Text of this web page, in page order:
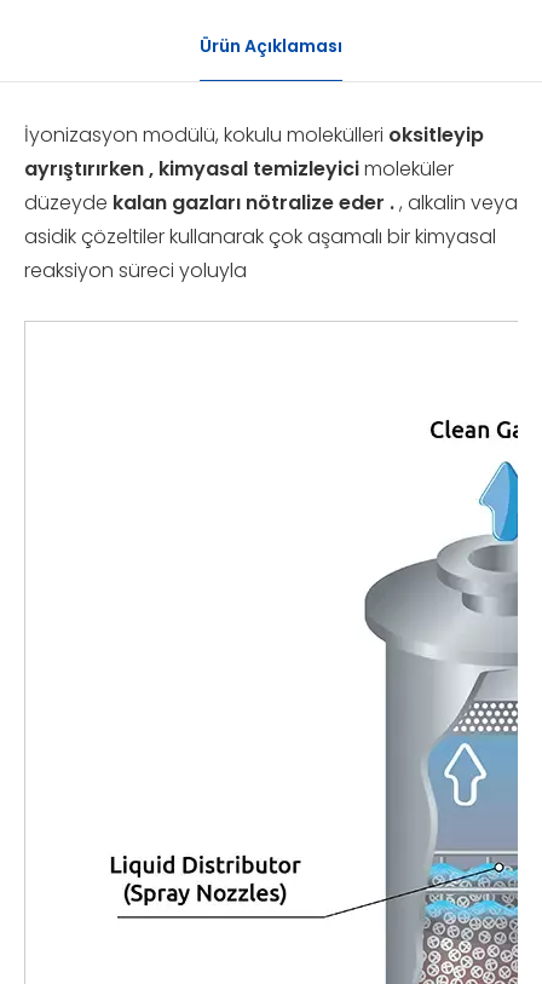
Ürün Açıklaması
İyonizasyon modülü, kokulu molekülleri oksitleyip
ayrıştırırken , kimyasal temizleyicimoleküler
düzeyde kalan gazları nötralize eder ., alkalin veya
asidik çözeltiler kullanarak çok aşamalı bir kimyasal
reaksiyon süreci yoluyla